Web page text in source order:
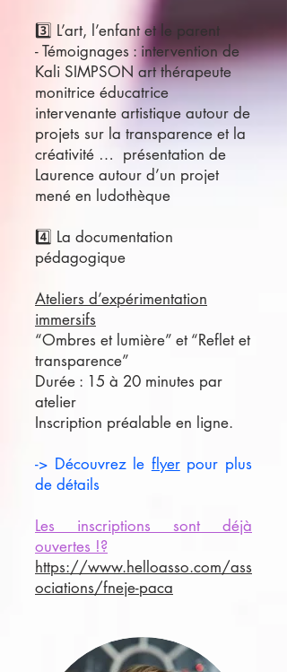
3️⃣ L’art, l’enfant et le parent
- Témoignages : intervention de
Kali SIMPSON art thérapeute
monitrice éducatrice
intervenante artistique autour de
projets sur la transparence et la
créativité … présentation de
Laurence autour d’un projet
mené en ludothèque
4️⃣ La documentation
pédagogique
Ateliers d’expérimentation
immersifs
“Ombres et lumière” et “Reflet et
transparence”
Durée : 15 à 20 minutes par
atelier
Inscription préalable en ligne.
-> Découvrez le flyerpour plus
de détails
Les inscriptions sont déjà
ouvertes !?
https://www.helloasso.com/ass
ociations/fneje-paca